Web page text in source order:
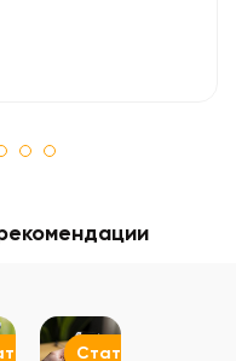
Статьи